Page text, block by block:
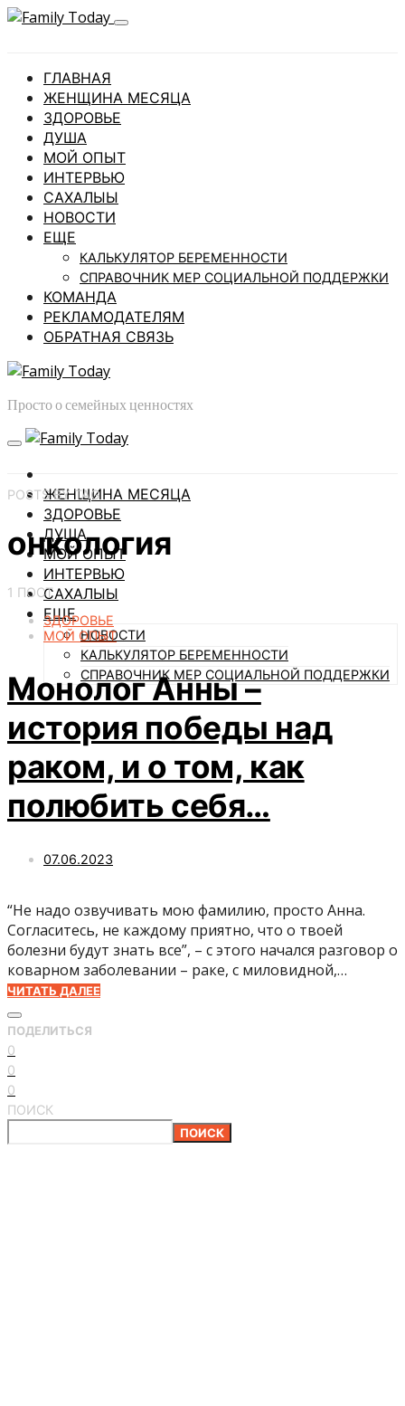
ГЛАВНАЯ
ЖЕНЩИНА МЕСЯЦА
ЗДОРОВЬЕ
ДУША
МОЙ ОПЫТ
ИНТЕРВЬЮ
САХАЛЫЫ
НОВОСТИ
ЕЩЕ
КАЛЬКУЛЯТОР БЕРЕМЕННОСТИ
СПРАВОЧНИК МЕР СОЦИАЛЬНОЙ ПОДДЕРЖКИ
КОМАНДА
РЕКЛАМОДАТЕЛЯМ
ОБРАТНАЯ СВЯЗЬ
Просто о семейных ценностях
ЖЕНЩИНА МЕСЯЦА
ЗДОРОВЬЕ
ДУША
МОЙ ОПЫТ
ИНТЕРВЬЮ
САХАЛЫЫ
ЕЩЕ
НОВОСТИ
КАЛЬКУЛЯТОР БЕРЕМЕННОСТИ
СПРАВОЧНИК МЕР СОЦИАЛЬНОЙ ПОДДЕРЖКИ
POSTS BY TAG
онкология
1 ПОСТ
ЗДОРОВЬЕ
МОЙ ОПЫТ
Монолог Анны –
история победы над
раком, и о том, как
полюбить себя…
07.06.2023
“Не надо озвучивать мою фамилию, просто Анна.
Согласитесь, не каждому приятно, что о твоей
болезни будут знать все”, – с этого начался разговор о
коварном заболевании – раке, с миловидной,…
ЧИТАТЬ ДАЛЕЕ
ПОДЕЛИТЬСЯ
0
0
0
ПОИСК
ПОИСК